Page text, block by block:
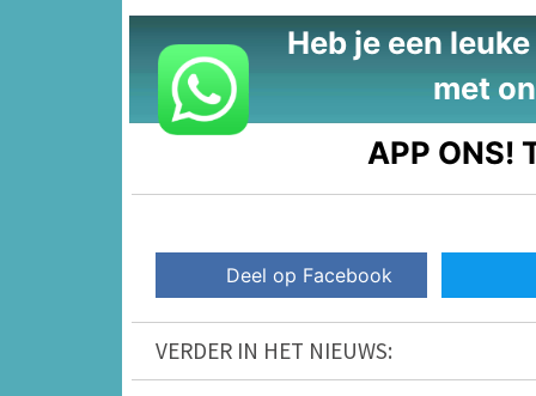
Heb je een
met
APP ONS!
Deel op Facebook
VERDER IN HET NIEUWS: